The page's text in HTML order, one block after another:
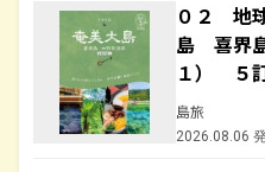
０２ 地
島 喜界
１） ５
島旅
2026.08.06